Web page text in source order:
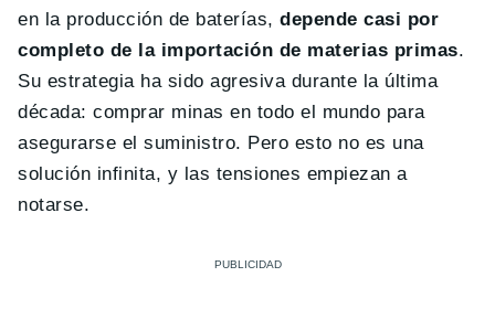
en la producción de baterías,depende casi por
completo de la importación de materias primas.
Su estrategia ha sido agresiva durante la última
década: comprar minas en todo el mundo para
asegurarse el suministro. Pero esto no es una
solución infinita, y las tensiones empiezan a
notarse.